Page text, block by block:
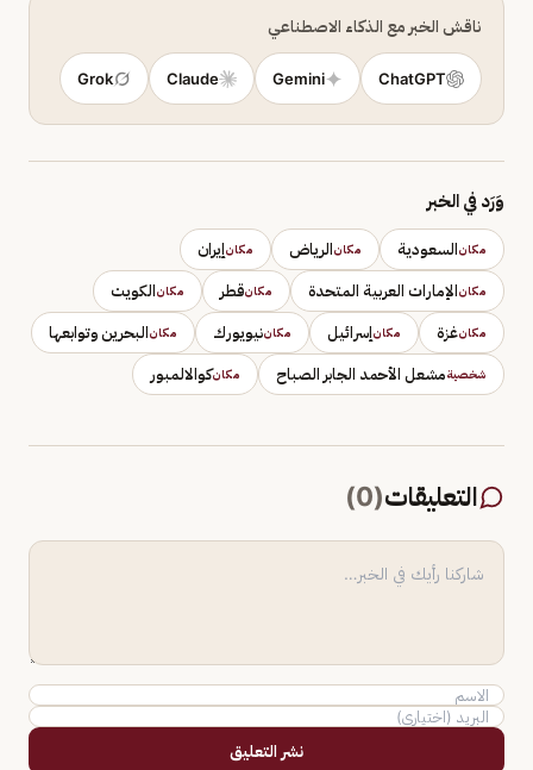
ناقش الخبر مع الذكاء الاصطناعي
ChatGPT
Gemini
Claude
Grok
وَرَد في الخبر
مكانالسعودية مكانالرياض مكانإيران
مكانالإمارات العربية المتحدة مكانقطر مكانالكويت
مكانغزة مكانإسرائيل مكاننيويورك مكانالبحرين وتوابعها
شخصيةمشعل الأحمد الجابر الصباح مكانكوالالمبور
التعليقات(
0
)
نشر التعليق